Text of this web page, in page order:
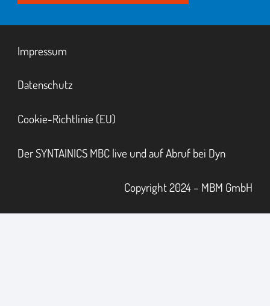
Impressum
Datenschutz
Cookie-Richtlinie (EU)
Der SYNTAINICS MBC live und auf Abruf bei Dyn
Copyright 2024 – MBM GmbH